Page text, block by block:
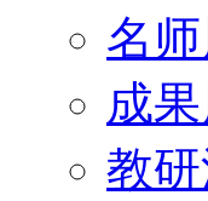
名
成
教